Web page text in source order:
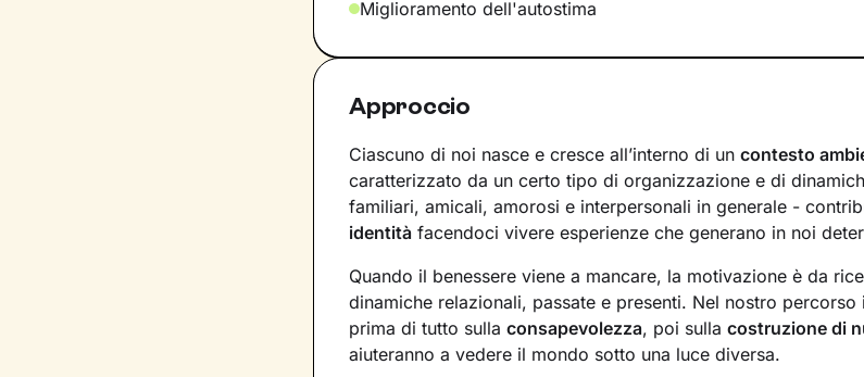
Miglioramento dell'autostima
Approccio
Ciascuno di noi nasce e cresce all’interno di un contesto
caratterizzato da un certo tipo di organizzazione e di
familiari, amicali, amorosi e interpersonali in generale -
identità facendoci vivere esperienze che generano in noi
Quando il benessere viene a mancare, la motivazione è da
dinamiche relazionali, passate e presenti. Nel nostro
prima di tutto sulla consapevolezza, poi sulla costruzione di
aiuteranno a vedere il mondo sotto una luce diversa.